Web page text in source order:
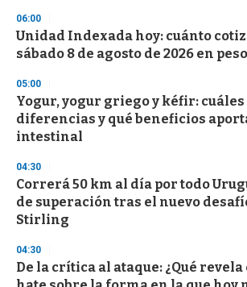
06:00
Unidad Indexada hoy: cuánto
sábado 8 de agosto de 2026 en
05:00
Yogur, yogur griego y kéfir: cuáles
diferencias y qué beneficios
intestinal
04:30
Correrá 50 km al día por todo
de superación tras el nuevo
Stirling
04:30
De la crítica al ataque: ¿Qué revela